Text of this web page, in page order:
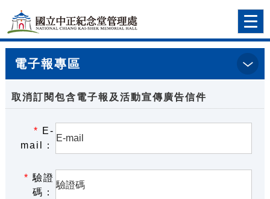
跳到主要內容
網站導覽
前往首頁
電子報專區
首頁>取消電子報
取消訂閱包含電子報及活動宣傳廣告信件
* E-
mail：
* 驗證
碼：